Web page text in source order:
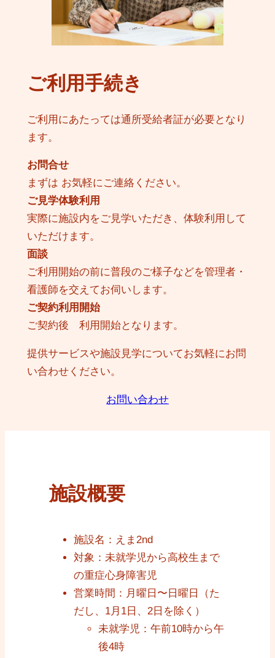
ご利用手続き
ご利用にあたっては通所受給者証が必要となり
ます。
お問合せ
まずは お気軽にご連絡ください。
ご見学体験利用
実際に施設内をご見学いただき、体験利用して
いただけます。
面談
ご利用開始の前に普段のご様子などを管理者・
看護師を交えてお伺いします。
ご契約利用開始
ご契約後 利用開始となります。
提供サービスや施設見学についてお気軽にお問
い合わせください。
お問い合わせ
施設概要
施設名：えま2nd
対象：未就学児から高校生まで
の重症心身障害児
営業時間：月曜日〜日曜日（た
だし、1月1日、2日を除く）
未就学児：午前10時から午
後4時